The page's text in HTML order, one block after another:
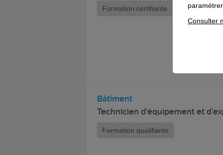
Formation certifiante
Bâtiment
Technicien d’équipement et
Formation qualifiante
Consulter